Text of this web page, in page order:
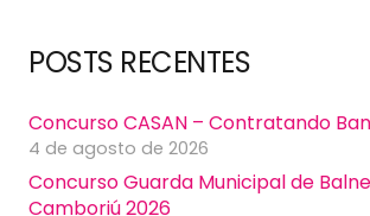
POSTS RECENTES
Concurso CASAN – Contratando
4 de agosto de 2026
Concurso Guarda Municipal de
Camboriú 2026